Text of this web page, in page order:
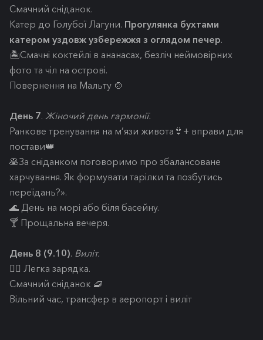
Смачний сніданок.
Катер до Голубої Лагуни. Прогулянка бухтами
катером уздовж узбережжя з оглядом печер.
🏝️Смачні коктейлі в ананасах, безліч неймовірних
фото та чіл на острові.
Повернення на Мальту 🍲
День 7. Жіночий день гармонії.
Ранкове тренування на м’язи живота👙+ вправи для
постави👑
🥞За сніданком поговоримо про збалансоване
харчування. Як формувати тарілки та позбутись
переїдань?».
🌊 День на морі або біля басейну.
🍸 Прощальна вечеря.
День 8 (9.10). Виліт.
🧘‍♀️ Легка зарядка.
Смачний сніданок 🧇
Вільний час, трансфер в аеропорт і виліт